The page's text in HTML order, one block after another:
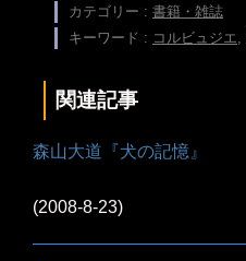
カテゴリー : 書籍・雑誌
キーワード : コルビュジエ
関連記事
森山大道『犬の記憶』
(2008-8-23)